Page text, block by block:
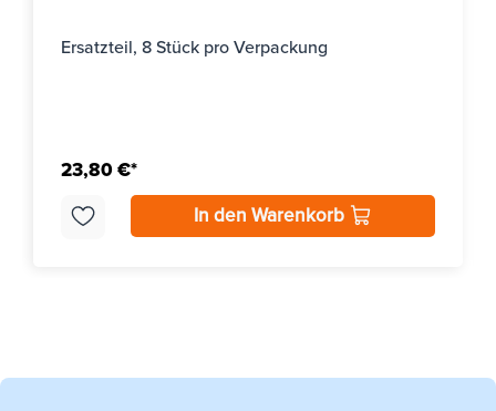
Ersatzteil, 8 Stück pro Verpackung
23,80 €*
In den Warenkorb